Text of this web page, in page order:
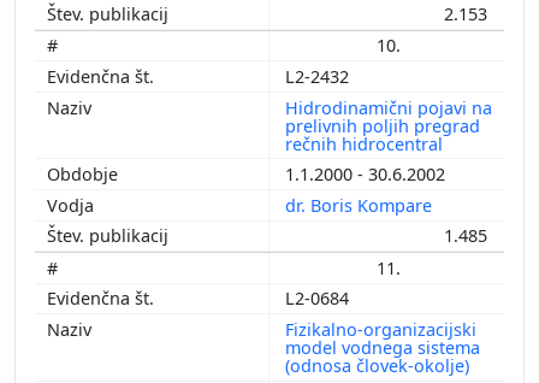
2.153
10.
L2-2432
Hidrodinamični pojavi na
prelivnih poljih pregrad
rečnih hidrocentral
1.1.2000 - 30.6.2002
dr. Boris Kompare
1.485
11.
L2-0684
Fizikalno-organizacijski
model vodnega sistema
(odnosa človek-okolje)